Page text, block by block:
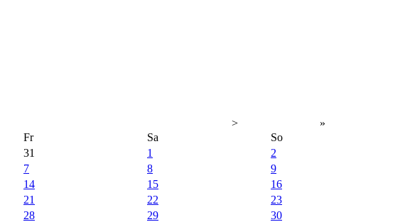
>
»
Fr Sa
So
31 1
2
7 8
9
14 15
16
21 22
23
28 29 30